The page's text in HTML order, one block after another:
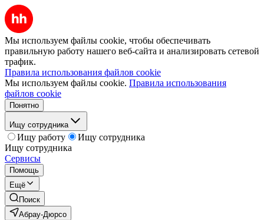
Мы используем файлы cookie, чтобы обеспечивать
правильную работу нашего веб-сайта и анализировать сетевой
трафик.
Правила использования файлов cookie
Мы используем файлы cookie. Правила использования
файлов cookie
Понятно
Ищу сотрудника
Ищу работу
Ищу сотрудника
Ищу сотрудника
Сервисы
Помощь
Ещё
Поиск
Абрау-Дюрсо